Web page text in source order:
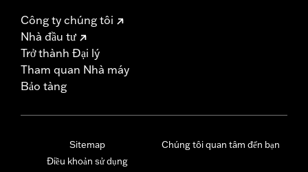
Công ty chúng tôi
Nhà đầu tư
Trở thành Đại lý
Tham quan Nhà máy
Bảo tàng
Sitemap
Điều khoản sử dụng
Chúng tôi quan tâm đến bạn